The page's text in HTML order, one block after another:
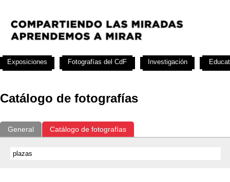
Catálogo de fotografías
General Catálogo de fotografías
Exposiciones Fotografías del CdF Investigación